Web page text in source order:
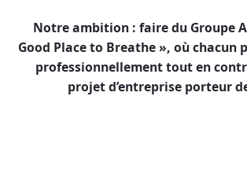
Notre ambition : faire du Groupe
Good Place to Breathe », où chacun
professionnellement tout en
projet d’entreprise porteur